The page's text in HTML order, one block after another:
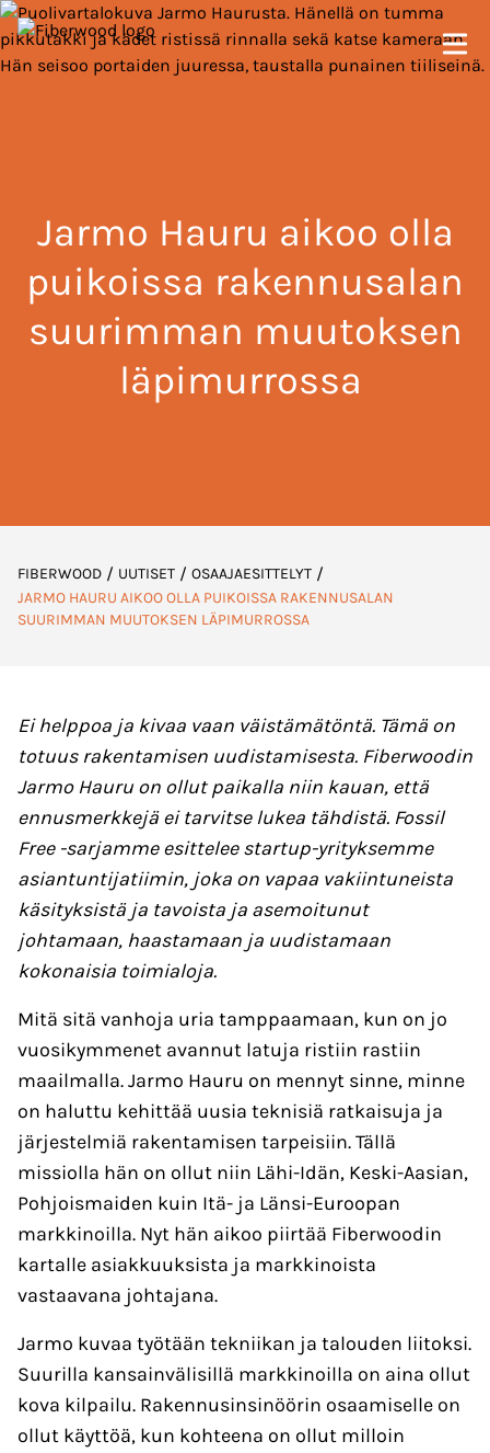
Jarmo Hauru aikoo olla
puikoissa rakennusalan
suurimman muutoksen
läpimurrossa
FIBERWOOD / UUTISET / OSAAJAESITTELYT /
JARMO HAURU AIKOO OLLA PUIKOISSA RAKENNUSALAN
SUURIMMAN MUUTOKSEN LÄPIMURROSSA
Ei helppoa ja kivaa vaan väistämätöntä. Tämä on
totuus rakentamisen uudistamisesta. Fiberwoodin
Jarmo Hauru on ollut paikalla niin kauan, että
ennusmerkkejä ei tarvitse lukea tähdistä. Fossil
Free -sarjamme esittelee startup-yrityksemme
asiantuntijatiimin, joka on vapaa vakiintuneista
käsityksistä ja tavoista ja asemoitunut
johtamaan, haastamaan ja uudistamaan
kokonaisia toimialoja.
Mitä sitä vanhoja uria tamppaamaan, kun on jo
vuosikymmenet avannut latuja ristiin rastiin
maailmalla. Jarmo Hauru on mennyt sinne, minne
on haluttu kehittää uusia teknisiä ratkaisuja ja
järjestelmiä rakentamisen tarpeisiin. Tällä
missiolla hän on ollut niin Lähi-Idän, Keski-Aasian,
Pohjoismaiden kuin Itä- ja Länsi-Euroopan
markkinoilla. Nyt hän aikoo piirtää Fiberwoodin
kartalle asiakkuuksista ja markkinoista
vastaavana johtajana.
Jarmo kuvaa työtään tekniikan ja talouden liitoksi.
Suurilla kansainvälisillä markkinoilla on aina ollut
kova kilpailu. Rakennusinsinöörin osaamiselle on
ollut käyttöä, kun kohteena on ollut milloin